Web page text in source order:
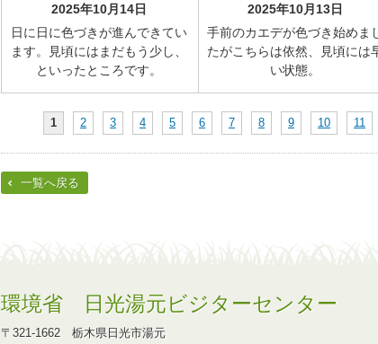
2025年10月14日
日に日に色づきが進んできてい
ます。見頃にはまだもう少し、
といったところです。
2025年10月13日
手前のカエデが色づき始めま
たがこちらは依然、見頃には
い状態。
1 2 3 4 5 6 7 8 9 10 11
一覧へ戻る
環境省 日光湯元ビジターセンター
〒321-1662 栃木県日光市湯元